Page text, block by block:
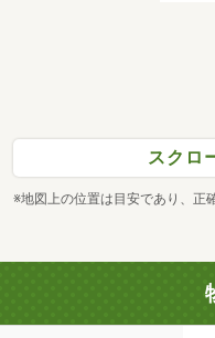
スクロ
※地図上の位置は目安であり、正